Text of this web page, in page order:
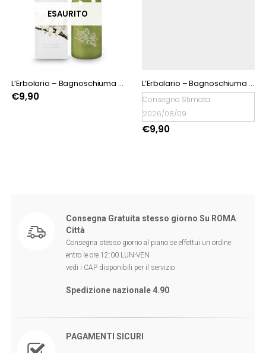
ESAURITO
L’Erbolario – Bagnoschiuma Neroli neroli
€9,90
L’Erbolario – Bagnoschiuma Papavero Soave
Consegna Stimata
2026/08/09
€9,90
Consegna Gratuita stesso giorno Su ROMA
Città
Consegna stesso giorno al piano se effettui un ordine
entro le ore 12:00 LUN-VEN
vedi i CAP disponibili per il servizio
Spedizione nazionale 4.90
PAGAMENTI SICURI